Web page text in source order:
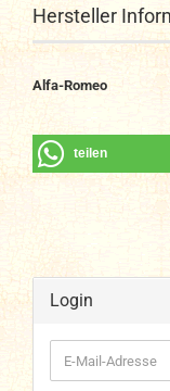
Hersteller
Alfa-Romeo
teilen
Login
E-
Mail-